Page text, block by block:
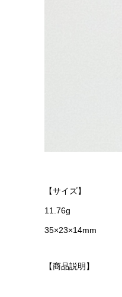
【サイズ】
11.76g
35×23×14mm
【商品説明】